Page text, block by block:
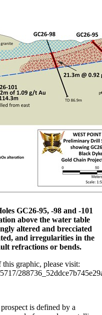
GC26-95, -98 and -101
above the water table
altered and brecciated
and irregularities in the
refractions or bends.
graphic, please visit:
is defined by a